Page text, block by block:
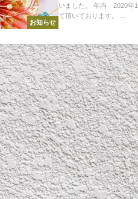
お知らせ
いました。 年内 2020年
て頂いております。 ...